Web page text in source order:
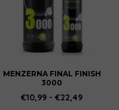
MENZERNA FINAL FINISH
3000
€10,99 - €22,49
variaties.
Deze
optie
kan
worden
op
de